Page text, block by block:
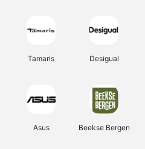
Tamaris Desigual
Asus Beekse Bergen